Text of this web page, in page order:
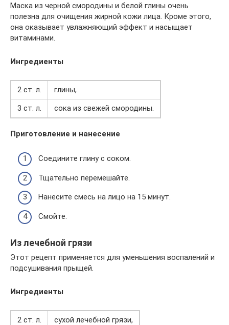
Маска из черной смородины и белой глины очень
полезна для очищения жирной кожи лица. Кроме этого,
она оказывает увлажняющий эффект и насыщает
витаминами.
Ингредиенты
2 ст. л.
глины,
3 ст. л.
сока из свежей смородины.
Приготовление и нанесение
Соедините глину с соком.
Тщательно перемешайте.
Нанесите смесь на лицо на 15 минут.
Смойте.
Из лечебной грязи
Этот рецепт применяется для уменьшения воспалений и
подсушивания прыщей.
Ингредиенты
2 ст. л.
сухой лечебной грязи,